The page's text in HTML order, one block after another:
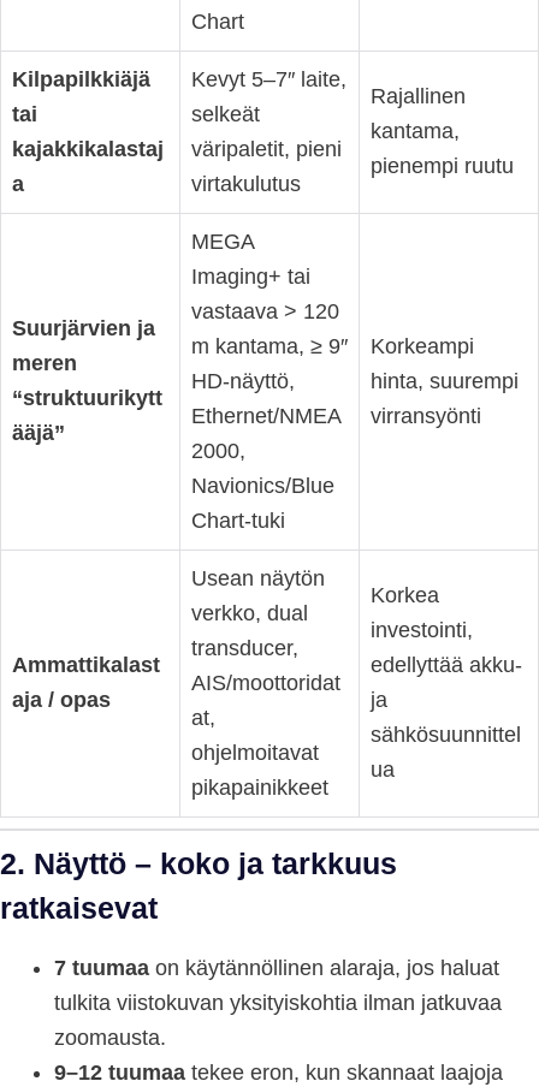
Chart
Kilpapilkkiäjä
tai
kajakkikalastaj
a
Kevyt 5–7″ laite,
selkeät
väripaletit, pieni
virtakulutus
Rajallinen
kantama,
pienempi ruutu
Suurjärvien ja
meren
“struktuurikytt
ääjä”
MEGA
Imaging+ tai
vastaava > 120
m kantama, ≥ 9″
HD-näyttö,
Ethernet/NMEA
2000,
Navionics/Blue
Chart-tuki
Korkeampi
hinta, suurempi
virransyönti
Ammattikalast
aja / opas
Usean näytön
verkko, dual
transducer,
AIS/moottoridat
at,
ohjelmoitavat
pikapainikkeet
Korkea
investointi,
edellyttää akku-
ja
sähkösuunnittel
ua
2. Näyttö – koko ja tarkkuus
ratkaisevat
7 tuumaa on käytännöllinen alaraja, jos haluat
tulkita viistokuvan yksityiskohtia ilman jatkuvaa
zoomausta.
9–12 tuumaa tekee eron, kun skannaat laajoja